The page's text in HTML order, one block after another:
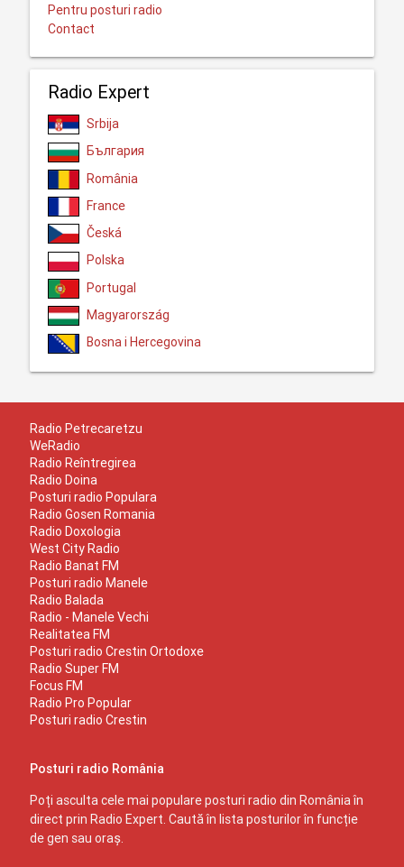
Pentru posturi radio
Contact
Radio Expert
Srbija
България
România
France
Česká
Polska
Portugal
Magyarország
Bosna i Hercegovina
Radio Petrecaretzu
WeRadio
Radio Reîntregirea
Radio Doina
Posturi radio Populara
Radio Gosen Romania
Radio Doxologia
West City Radio
Radio Banat FM
Posturi radio Manele
Radio Balada
Radio - Manele Vechi
Realitatea FM
Posturi radio Crestin Ortodoxe
Radio Super FM
Focus FM
Radio Pro Popular
Posturi radio Crestin
Posturi radio România
Poți asculta cele mai populare posturi radio din România în
direct prin Radio Expert. Caută în lista posturilor în funcție
de gen sau oraș.